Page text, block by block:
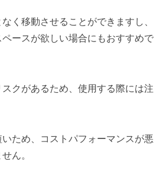
く移動させることができますし、
ースが欲しい場合にもおすすめで
クがあるため、使用する際には注
ため、コストパフォーマンスが悪
ん。